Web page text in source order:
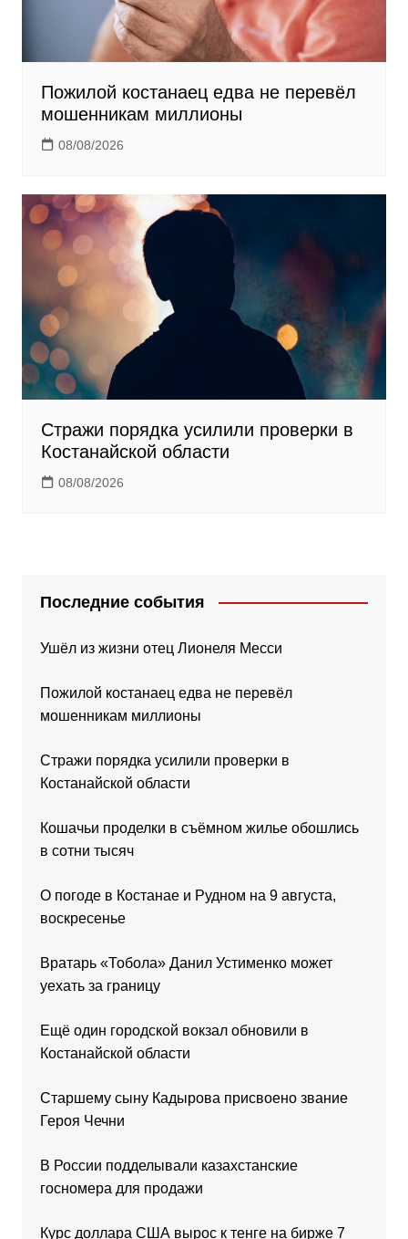
Пожилой костанаец едва не перевёл
мошенникам миллионы
08/08/2026
Стражи порядка усилили проверки в
Костанайской области
08/08/2026
Последние события
Ушёл из жизни отец Лионеля Месси
Пожилой костанаец едва не перевёл
мошенникам миллионы
Стражи порядка усилили проверки в
Костанайской области
Кошачьи проделки в съёмном жилье обошлись
в сотни тысяч
О погоде в Костанае и Рудном на 9 августа,
воскресенье
Вратарь «Тобола» Данил Устименко может
уехать за границу
Ещё один городской вокзал обновили в
Костанайской области
Старшему сыну Кадырова присвоено звание
Героя Чечни
В России подделывали казахстанские
госномера для продажи
Курс доллара США вырос к тенге на бирже 7